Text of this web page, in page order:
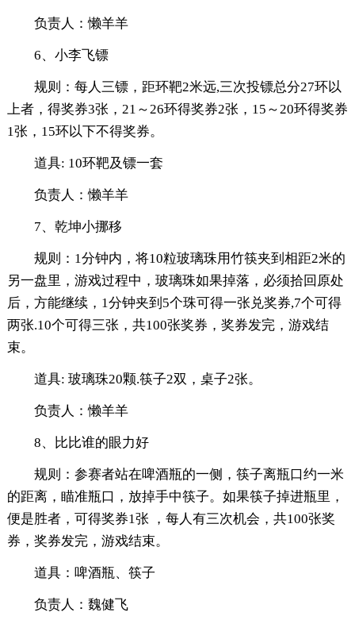
负责人：懒羊羊
6、小李飞镖
规则：每人三镖，距环靶2米远,三次投镖总分27环以
上者，得奖券3张，21～26环得奖券2张，15～20环得奖券
1张，15环以下不得奖券。
道具: 10环靶及镖一套
负责人：懒羊羊
7、乾坤小挪移
规则：1分钟内，将10粒玻璃珠用竹筷夹到相距2米的
另一盘里，游戏过程中，玻璃珠如果掉落，必须拾回原处
后，方能继续，1分钟夹到5个珠可得一张兑奖券,7个可得
两张.10个可得三张，共100张奖券，奖券发完，游戏结
束。
道具: 玻璃珠20颗.筷子2双，桌子2张。
负责人：懒羊羊
8、比比谁的眼力好
规则：参赛者站在啤酒瓶的一侧，筷子离瓶口约一米
的距离，瞄准瓶口，放掉手中筷子。如果筷子掉进瓶里，
便是胜者，可得奖券1张 ，每人有三次机会，共100张奖
券，奖券发完，游戏结束。
道具：啤酒瓶、筷子
负责人：魏健飞